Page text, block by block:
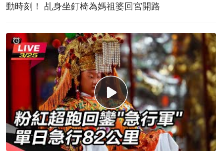
動時刻！ 乩身坐釘椅為媽祖婆回宮開路